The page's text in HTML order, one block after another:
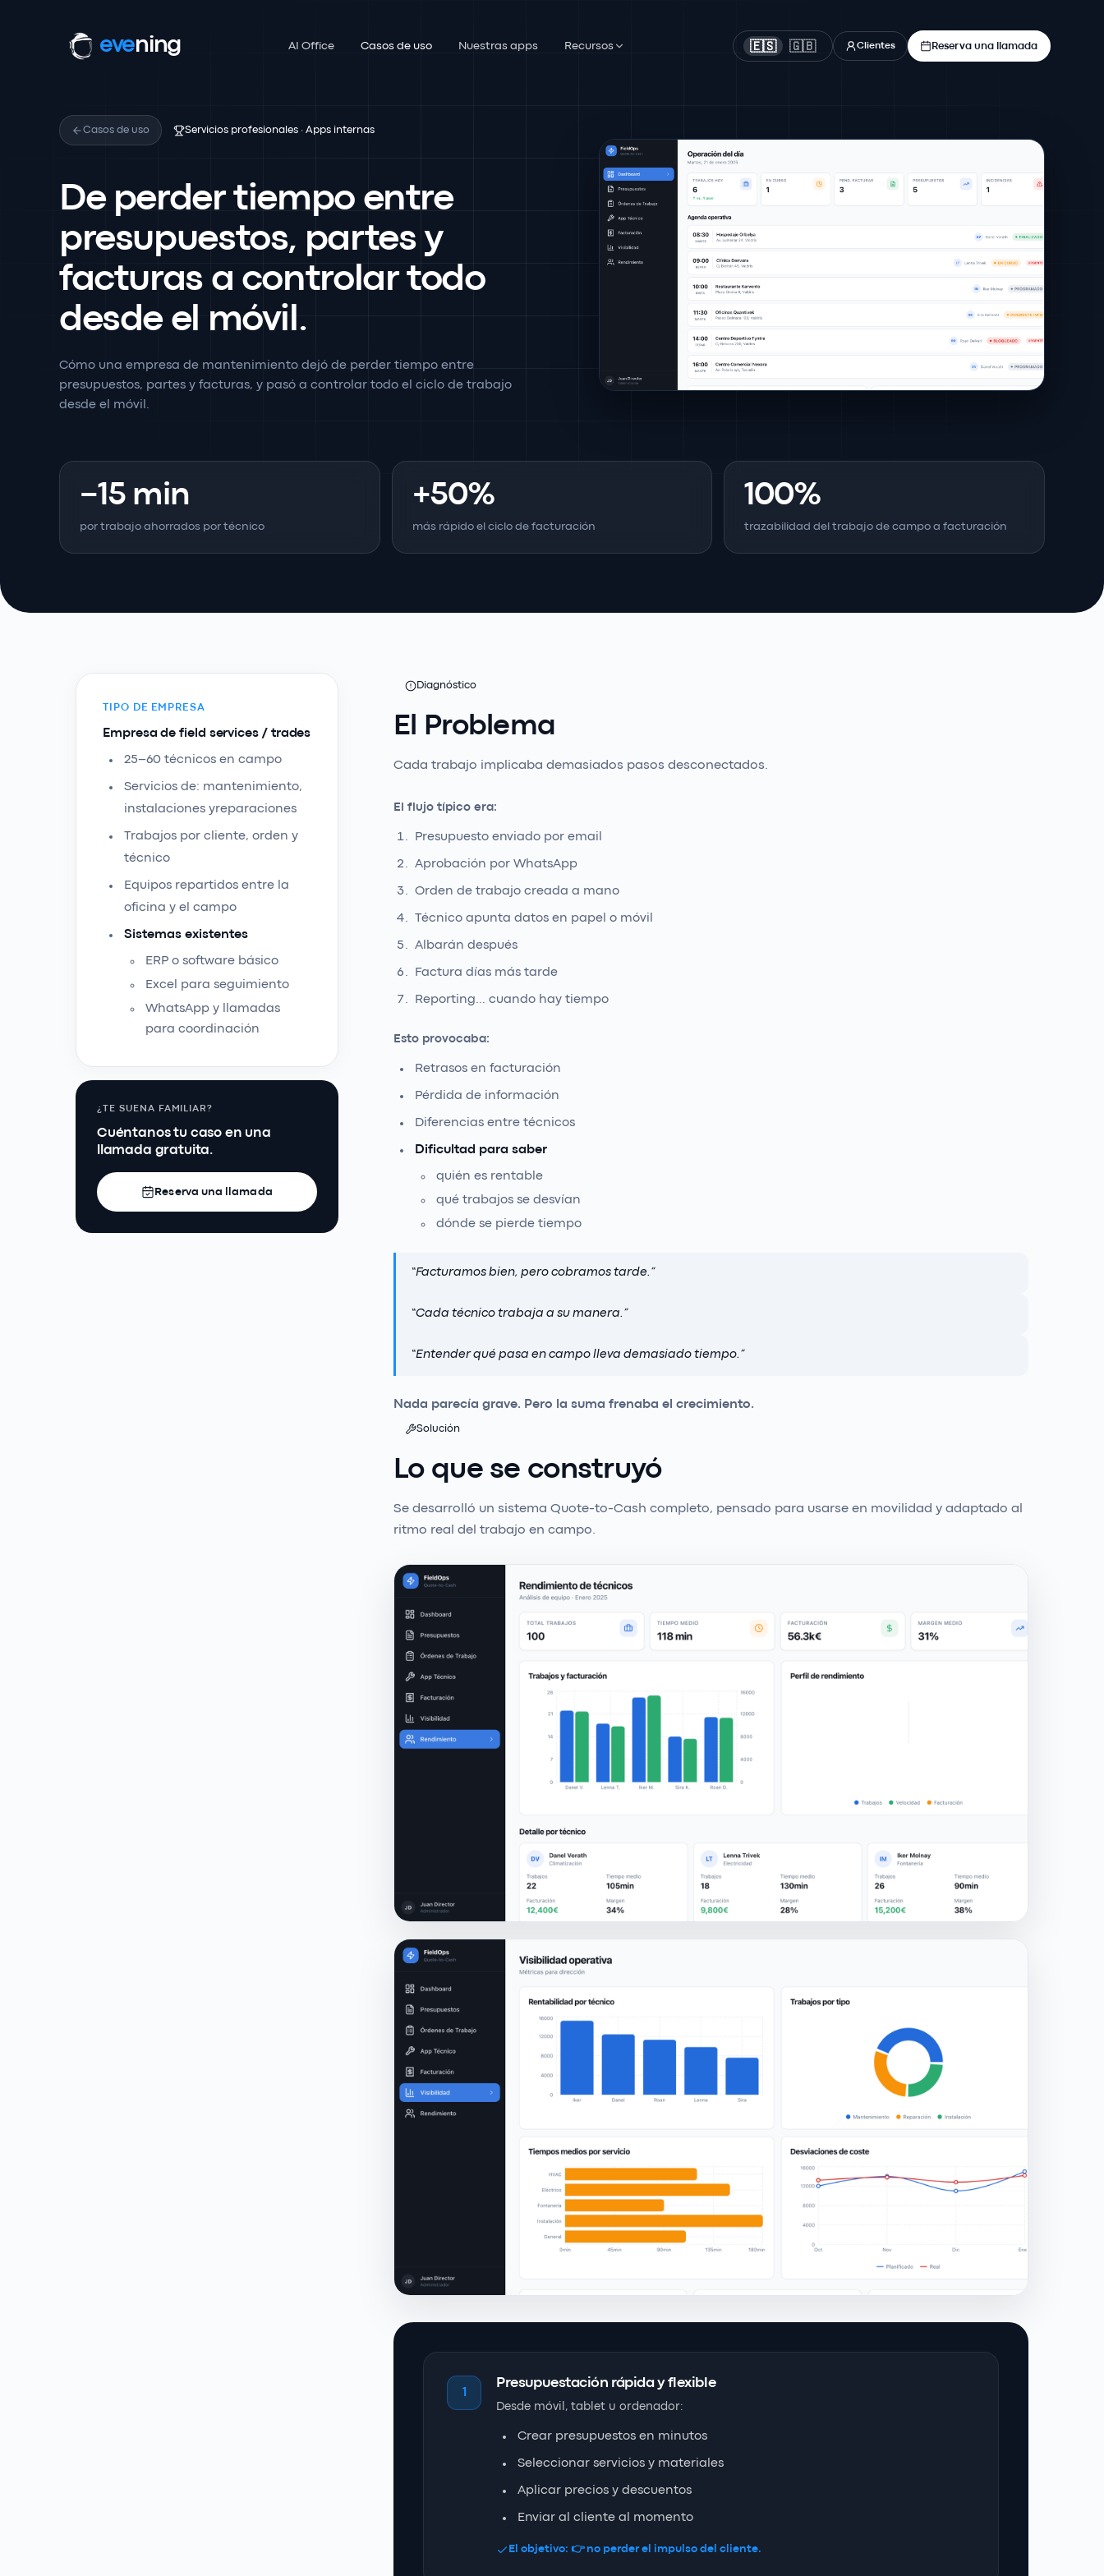
evening AI Office Casos de uso Nuestras apps Recursos 🇪🇸 🇬🇧 Clientes Reserva una llamada
Casos de uso Servicios profesionales · Apps internas
De perder tiempo entre
presupuestos, partes y
facturas a controlar todo
desde el móvil.
Cómo una empresa de mantenimiento dejó de perder tiempo entre
presupuestos, partes y facturas, y pasó a controlar todo el ciclo de trabajo
desde el móvil.
−15 min
por trabajo ahorrados por técnico
+50%
más rápido el ciclo de facturación
100%
trazabilidad del trabajo de campo a facturación
TIPO DE EMPRESA
Empresa de field services / trades
25–60 técnicos en campo
Servicios de: mantenimiento,
instalaciones yreparaciones
Trabajos por cliente, orden y
técnico
Equipos repartidos entre la
oficina y el campo
Sistemas existentes
ERP o software básico
Excel para seguimiento
WhatsApp y llamadas
para coordinación
¿TE SUENA FAMILIAR?
Cuéntanos tu caso en una
llamada gratuita.
Reserva una llamada
Diagnóstico
El Problema
Cada trabajo implicaba demasiados pasos desconectados.
El flujo típico era:
Presupuesto enviado por email
Aprobación por WhatsApp
Orden de trabajo creada a mano
Técnico apunta datos en papel o móvil
Albarán después
Factura días más tarde
Reporting… cuando hay tiempo
Esto provocaba:
Retrasos en facturación
Pérdida de información
Diferencias entre técnicos
Dificultad para saber
quién es rentable
qué trabajos se desvían
dónde se pierde tiempo
“Facturamos bien, pero cobramos tarde. ”
“Cada técnico trabaja a su manera. ”
“Entender qué pasa en campo lleva demasiado tiempo. ”
Nada parecía grave. Pero la suma frenaba el crecimiento.
Solución
Lo que se construyó
Se desarrolló un sistema Quote-to-Cash completo, pensado para usarse en movilidad y adaptado al
ritmo real del trabajo en campo.
1
Presupuestación rápida y flexible
Desde móvil, tablet u ordenador:
Crear presupuestos en minutos
Seleccionar servicios y materiales
Aplicar precios y descuentos
Enviar al cliente al momento
El objetivo: 👉 no perder el impulso del cliente.